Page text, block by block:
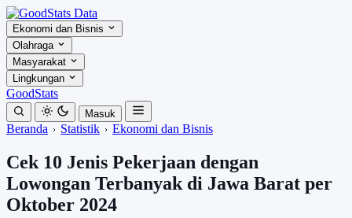
Ekonomi dan Bisnis
Olahraga
Masyarakat
Lingkungan
GoodStats
Masuk
Beranda Statistik Ekonomi dan Bisnis
Cek 10 Jenis Pekerjaan dengan
Lowongan Terbanyak di Jawa Barat per
Oktober 2024